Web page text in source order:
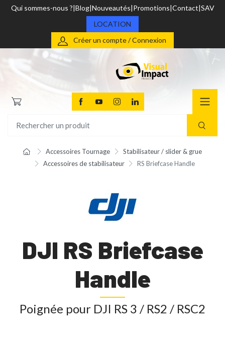
Qui sommes-nous ? Blog Nouveautés Promotions Contact SAV
LOCATION
Créer un compte / Connexion
Accessoires Tournage
Stabilisateur / slider & grue
Accessoires de stabilisateur
RS Briefcase Handle
DJI RS Briefcase
Handle
Poignée pour DJI RS 3 / RS2 / RSC2